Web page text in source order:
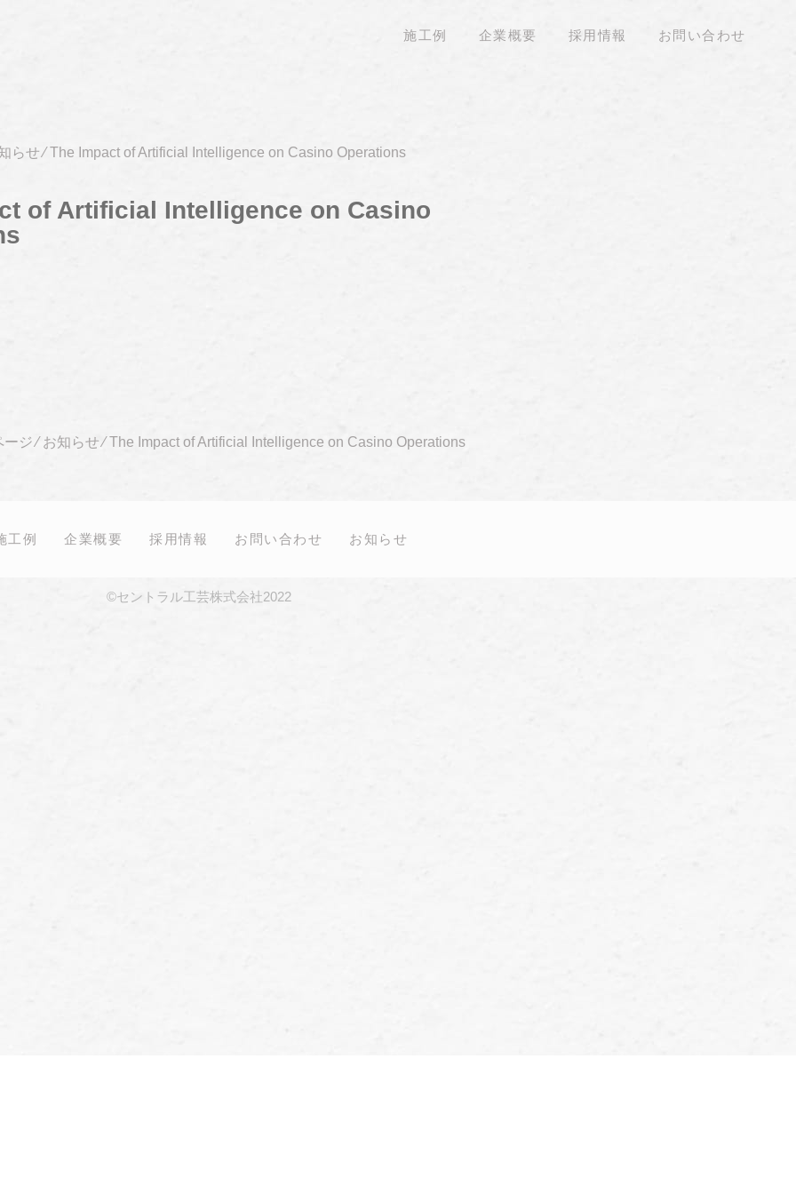
施工例 企業概要 採用情報 お問い合わせ
らせ⁄The Impact of Artificial Intelligence on Casino Operations
of Artificial Intelligence on Casino
ージ⁄ お知らせ⁄The Impact of Artificial Intelligence on Casino Operations
工例 企業概要 採用情報 お問い合わせ お知らせ
©セントラル工芸株式会社2022